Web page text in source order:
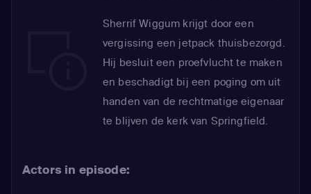
Sherrif Wiggum krijgt door een
vergissing een jetpack thuisbezorgd.
Hij besluit een proefvlucht te maken
en beschadigt bij een poging om uit
handen van de rechtmatige eigenaar
te blijven de kerk van Springfield.
Actors in episode: